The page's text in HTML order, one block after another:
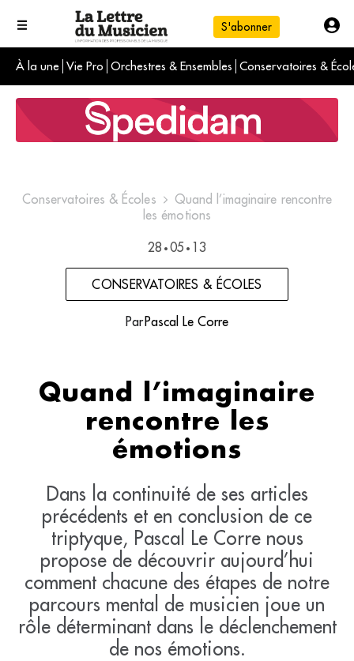
S'abonner
À la une Vie Pro Orchestres & Ensembles Conservatoires &
L'info du jour
Le numéro du mois
International
Conservatoires & Écoles
Quand l’imaginaire rencontre
les émotions
28 • 05 • 13
CONSERVATOIRES & ÉCOLES
ParPascal Le Corre
Quand l’imaginaire
rencontre les
émotions
Dans la continuité de ses articles
précédents et en conclusion de ce
triptyque, Pascal Le Corre nous
propose de découvrir aujourd’hui
comment chacune des étapes de notre
parcours mental de musicien joue un
rôle déterminant dans le déclenchement
de nos émotions.